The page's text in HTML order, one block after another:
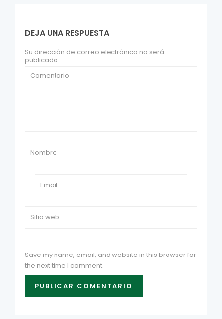
DEJA UNA RESPUESTA
Su dirección de correo electrónico no será
publicada.
Save my name, email, and website in this browser for
the next time I comment.